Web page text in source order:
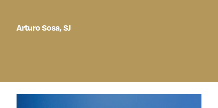
Arturo Sosa, SJ